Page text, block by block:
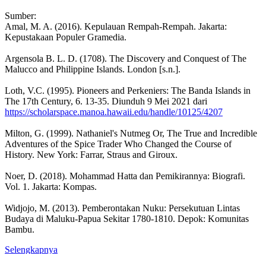
Sumber:
Amal, M. A. (2016). Kepulauan Rempah-Rempah. Jakarta:
Kepustakaan Populer Gramedia.
Argensola B. L. D. (1708). The Discovery and Conquest of The
Malucco and Philippine Islands. London [s.n.].
Loth, V.C. (1995). Pioneers and Perkeniers: The Banda Islands in
The 17th Century, 6. 13-35. Diunduh 9 Mei 2021 dari
https://scholarspace.manoa.hawaii.edu/handle/10125/4207
Milton, G. (1999). Nathaniel's Nutmeg Or, The True and Incredible
Adventures of the Spice Trader Who Changed the Course of
History. New York: Farrar, Straus and Giroux.
Noer, D. (2018). Mohammad Hatta dan Pemikirannya: Biografi.
Vol. 1. Jakarta: Kompas.
Widjojo, M. (2013). Pemberontakan Nuku: Persekutuan Lintas
Budaya di Maluku-Papua Sekitar 1780-1810. Depok: Komunitas
Bambu.
Selengkapnya